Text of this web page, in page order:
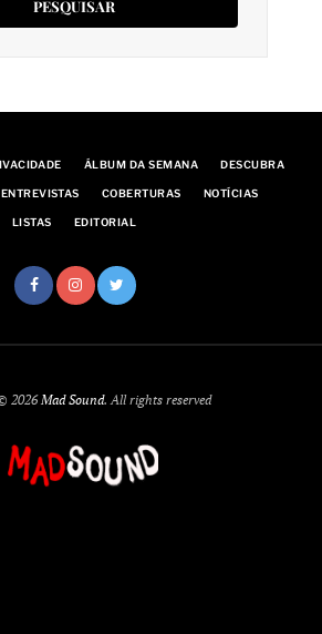
ÁLBUM DA SEMANA DESCUBRA
ENTREVISTAS COBERTURAS NOTÍCIAS
LISTAS EDITORIAL
2026Mad Sound. All rights reserved